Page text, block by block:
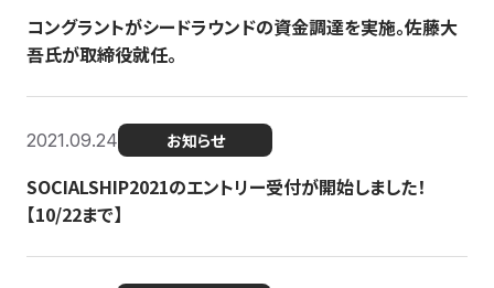
コングラントがシードラウンドの資金調達を実施。佐藤大
吾氏が取締役就任。
2021.09.24 お知らせ
SOCIALSHIP2021のエントリー受付が開始しました！
【10/22まで】